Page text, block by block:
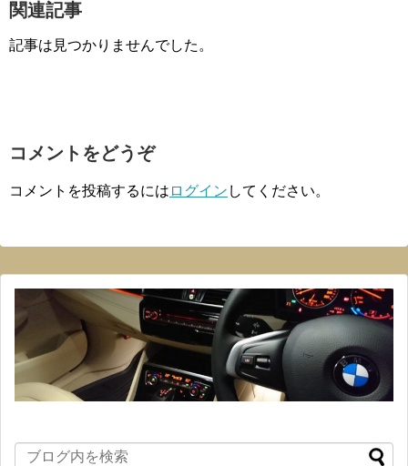
関連記事
記事は見つかりませんでした。
コメントをどうぞ
コメントを投稿するには ログイン してください。